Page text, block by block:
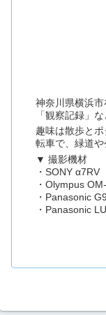
神奈川県横浜
「観察記録」
趣味は散歩と
転車で、緑道や
▼ 撮影機材
・SONY α7RV
・Olympus
・Panasonic
・Panasonic